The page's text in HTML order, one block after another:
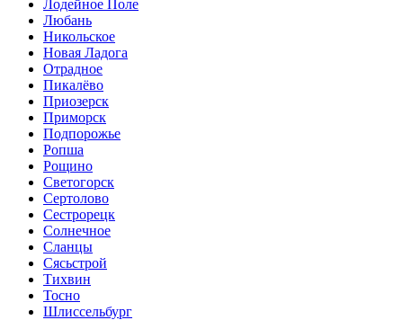
Лодейное Поле
Любань
Никольское
Новая Ладога
Отрадное
Пикалёво
Приозерск
Приморск
Подпорожье
Ропша
Рощино
Светогорск
Сертолово
Сестрорецк
Солнечное
Сланцы
Сясьстрой
Тихвин
Тосно
Шлиссельбург